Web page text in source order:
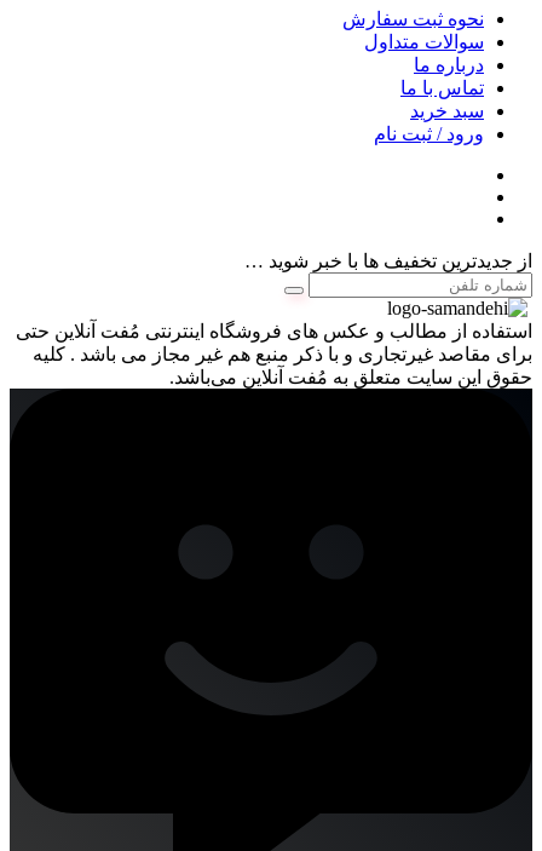
نحوه ثبت سفارش
سوالات متداول
درباره ما
تماس با ما
سبد خرید
ورود / ثبت نام
از جدیدترین تخفیف ها با خبر شوید …
استفاده از مطالب و عکس های فروشگاه اینترنتی مُفت آنلاین حتی
برای مقاصد غیرتجاری و با ذکر منبع هم غیر مجاز می باشد . کلیه
حقوق این سایت متعلق به مُفت آنلاین می‌باشد.